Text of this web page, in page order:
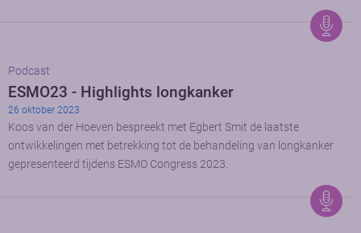
Podcast
ESMO23 - Highlights longkanker
26 oktober 2023
Koos van der Hoeven bespreekt met Egbert Smit de laatste
ontwikkelingen met betrekking tot de behandeling van longkanker
gepresenteerd tijdens ESMO Congress 2023.